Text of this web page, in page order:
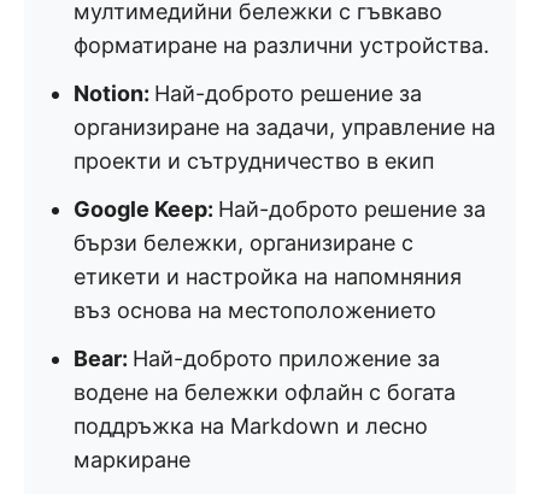
мултимедийни бележки с гъвкаво
форматиране на различни устройства.
Notion: Най-доброто решение за
организиране на задачи, управление на
проекти и сътрудничество в екип
Google Keep: Най-доброто решение за
бързи бележки, организиране с
етикети и настройка на напомняния
въз основа на местоположението
Bear: Най-доброто приложение за
водене на бележки офлайн с богата
поддръжка на Markdown и лесно
маркиране